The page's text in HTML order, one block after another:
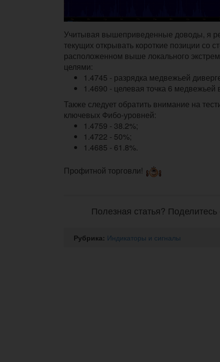
Учитывая вышеприведенные доводы, я
текущих открывать короткие позиции со
расположенном выше локального
целями:
1.4745 - разрядка медвежьей
1.4690 - целевая точка 6
Также следует обратить внимание на
ключевых Фибо-уровней:
1.4759 - 38.2%;
1.4722 - 50%;
1.4685 - 61.8%.
Профитной торговли!
Полезная статья?
Рубрика: Индикаторы и сигналы